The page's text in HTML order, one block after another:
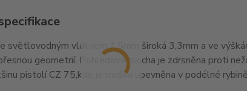
světlovodným vláknem 1,5mm široká 3,3mm a ve
geometrií. Pohledová plocha je zdrsněna proti
pistolí CZ 75,kde je muška upevněna v podélné